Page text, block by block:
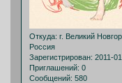
Откуда: г. Великий
Россия
Зарегистрирован: 2011-
Приглашений: 0
Сообщений: 580